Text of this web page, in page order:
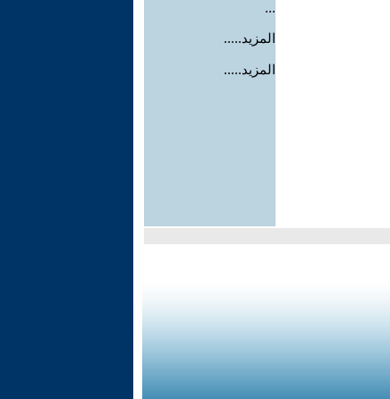
...
المزيد.....
المزيد.....